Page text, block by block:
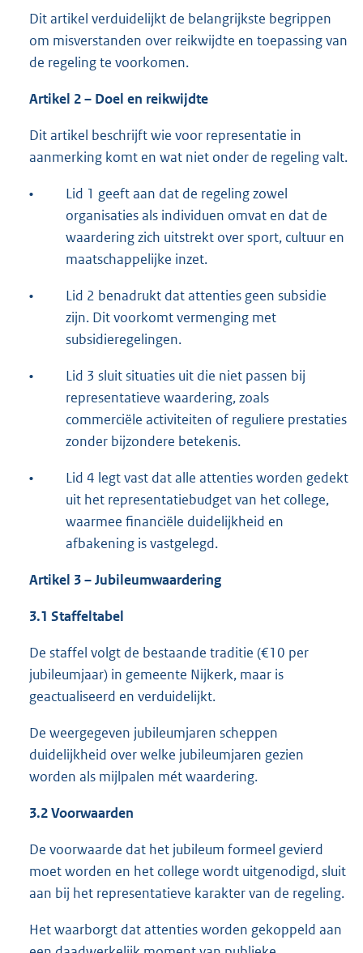
Dit artikel verduidelijkt de belangrijkste begrippen
om misverstanden over reikwijdte en toepassing van
de regeling te voorkomen.
Artikel 2 – Doel en reikwijdte
Dit artikel beschrijft wie voor representatie in
aanmerking komt en wat niet onder de regeling valt.
•
Lid 1 geeft aan dat de regeling zowel
organisaties als individuen omvat en dat de
waardering zich uitstrekt over sport, cultuur en
maatschappelijke inzet.
•
Lid 2 benadrukt dat attenties geen subsidie
zijn. Dit voorkomt vermenging met
subsidieregelingen.
•
Lid 3 sluit situaties uit die niet passen bij
representatieve waardering, zoals
commerciële activiteiten of reguliere prestaties
zonder bijzondere betekenis.
•
Lid 4 legt vast dat alle attenties worden gedekt
uit het representatiebudget van het college,
waarmee financiële duidelijkheid en
afbakening is vastgelegd.
Artikel 3 – Jubileumwaardering
3.1 Staffeltabel
De staffel volgt de bestaande traditie (€10 per
jubileumjaar) in gemeente Nijkerk, maar is
geactualiseerd en verduidelijkt.
De weergegeven jubileumjaren scheppen
duidelijkheid over welke jubileumjaren gezien
worden als mijlpalen mét waardering.
3.2 Voorwaarden
De voorwaarde dat het jubileum formeel gevierd
moet worden en het college wordt uitgenodigd, sluit
aan bij het representatieve karakter van de regeling.
Het waarborgt dat attenties worden gekoppeld aan